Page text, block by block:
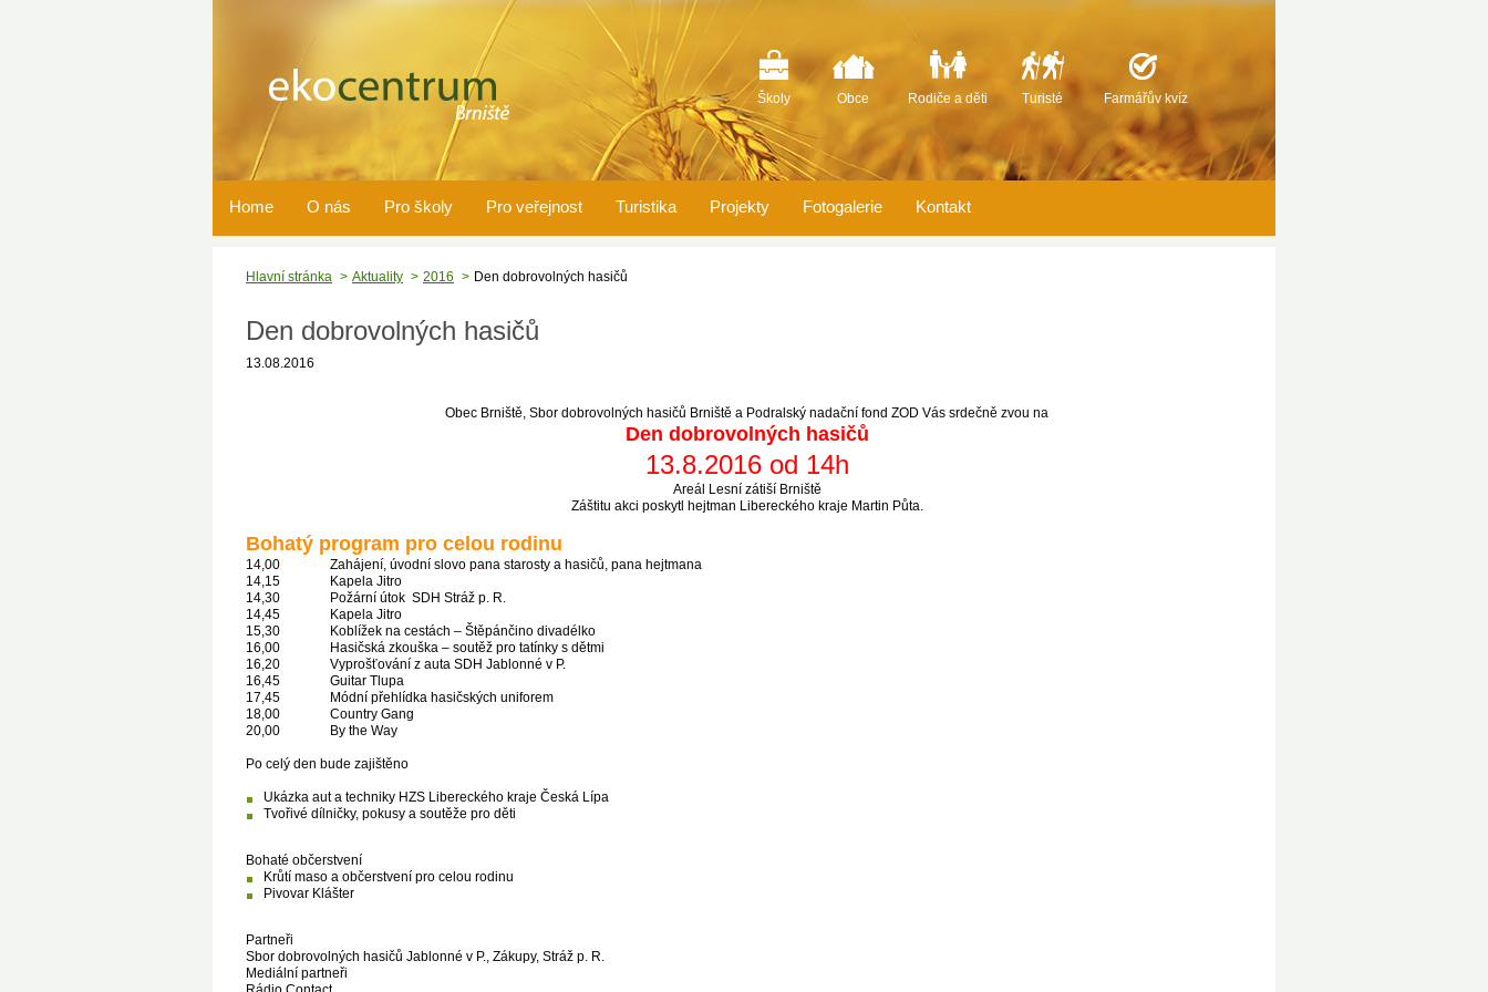
Školy Obce Rodiče a děti Turisté Farmářův kvíz
Home O nás Pro školy Pro veřejnost Turistika Projekty Fotogalerie Kontakt
Hlavní stránka Aktuality 2016 Den dobrovolných hasičů
Den dobrovolných hasičů
13.08.2016
Obec Brniště, Sbor dobrovolných hasičů Brniště a Podralský nadační fond ZOD Vás srdečně zvou na
Den dobrovolných hasičů
13.8.2016 od 14h
Areál Lesní zátiší Brniště
Záštitu akci poskytl hejtman Libereckého kraje Martin Půta.
Bohatý program pro celou rodinu
14,00 Zahájení, úvodní slovo pana starosty a hasičů, pana hejtmana
14,15 Kapela Jitro
14,30 Požární útok SDH Stráž p. R.
14,45 Kapela Jitro
15,30 Koblížek na cestách – Štěpánčino divadélko
16,00 Hasičská zkouška – soutěž pro tatínky s dětmi
16,20 Vyprošťování z auta SDH Jablonné v P.
16,45 Guitar Tlupa
17,45 Módní přehlídka hasičských uniforem
18,00 Country Gang
20,00 By the Way
Po celý den bude zajištěno
Ukázka aut a techniky HZS Libereckého kraje Česká Lípa
Tvořivé dílničky, pokusy a soutěže pro děti
Bohaté občerstvení
Krůtí maso a občerstvení pro celou rodinu
Pivovar Klášter
Partneři
Sbor dobrovolných hasičů Jablonné v P., Zákupy, Stráž p. R.
Mediální partneři